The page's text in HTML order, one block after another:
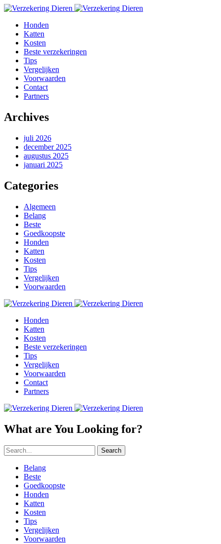
Honden
Katten
Kosten
Beste verzekeringen
Tips
Vergelijken
Voorwaarden
Contact
Partners
Archives
juli 2026
december 2025
augustus 2025
januari 2025
Categories
Algemeen
Belang
Beste
Goedkoopste
Honden
Katten
Kosten
Tips
Vergelijken
Voorwaarden
Honden
Katten
Kosten
Beste verzekeringen
Tips
Vergelijken
Voorwaarden
Contact
Partners
What are You Looking for?
Search
Belang
Beste
Goedkoopste
Honden
Katten
Kosten
Tips
Vergelijken
Voorwaarden